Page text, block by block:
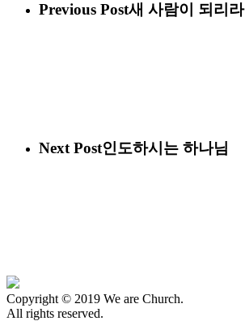
Previous Post새 사람이 되리라
Next Post인도하시는 하나님
Copyright © 2019 We are Church.
All rights reserved.